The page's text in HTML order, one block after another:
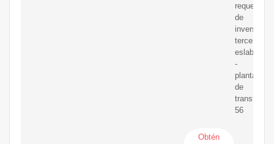
de
inversión
tercer
eslabón
-
planta
de
56
Obtén